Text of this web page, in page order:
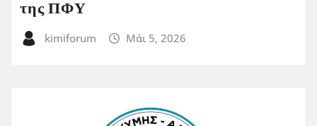
της ΠΦΥ
kimiforum Μάι 5, 2026